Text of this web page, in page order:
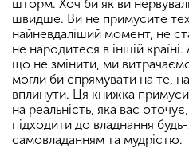
шторм. Хоч би як ви
швидше. Ви не примусите
найневдаліший момент, не
не народитеся в іншій
що не змінити, ми
могли би спрямувати на те,
вплинути. Ця книжка
на реальність, яка вас
підходити до владнання
самовладанням та мудрістю.